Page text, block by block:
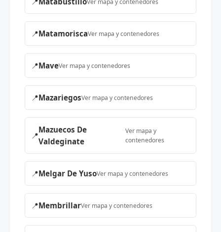
📍MatamoriscaVer mapa y contenedores
📍MaveVer mapa y contenedores
📍MazariegosVer mapa y contenedores
📍
Mazuecos De
Valdeginate
Ver mapa y
contenedores
📍Melgar De YusoVer mapa y contenedores
📍MembrillarVer mapa y contenedores